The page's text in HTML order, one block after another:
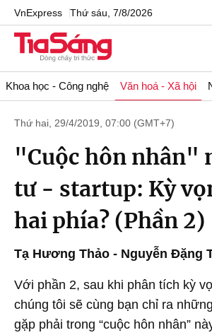
VnExpress Thứ sáu, 7/8/2026
Khoa học - Công nghệ Văn hoá - Xã hội
Thứ hai, 29/4/2019, 07:00 (GMT+7)
"Cuộc hôn nhân"
tư - startup: Kỳ
hai phía? (Phần 2)
Tạ Hương Thảo - Nguyễn Đặng
Với phần 2, sau khi phân tích kỳ
chúng tôi sẽ cùng bạn chỉ ra
gặp phải trong “cuộc hôn nhân”